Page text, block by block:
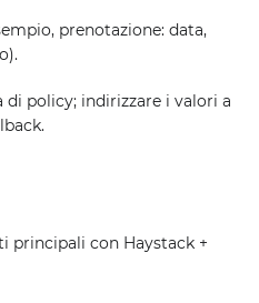
prenotazione: data,
policy; indirizzare i valori a
principali con Haystack +